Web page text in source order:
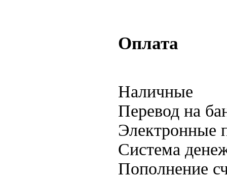
Оплата
Наличные
Перевод на
Электронные
Система
Пополнение